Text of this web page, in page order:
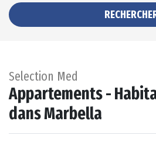
Selection Med
Appartements -
dans Marbella